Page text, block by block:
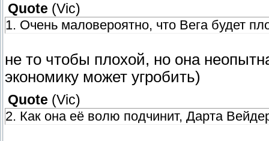
Quote (Vic)
1. Очень маловероятно, что Вега будет
не то чтобы плохой, но она
экономику может угробить)
Quote (Vic)
2. Как она её волю подчинит, Дарта